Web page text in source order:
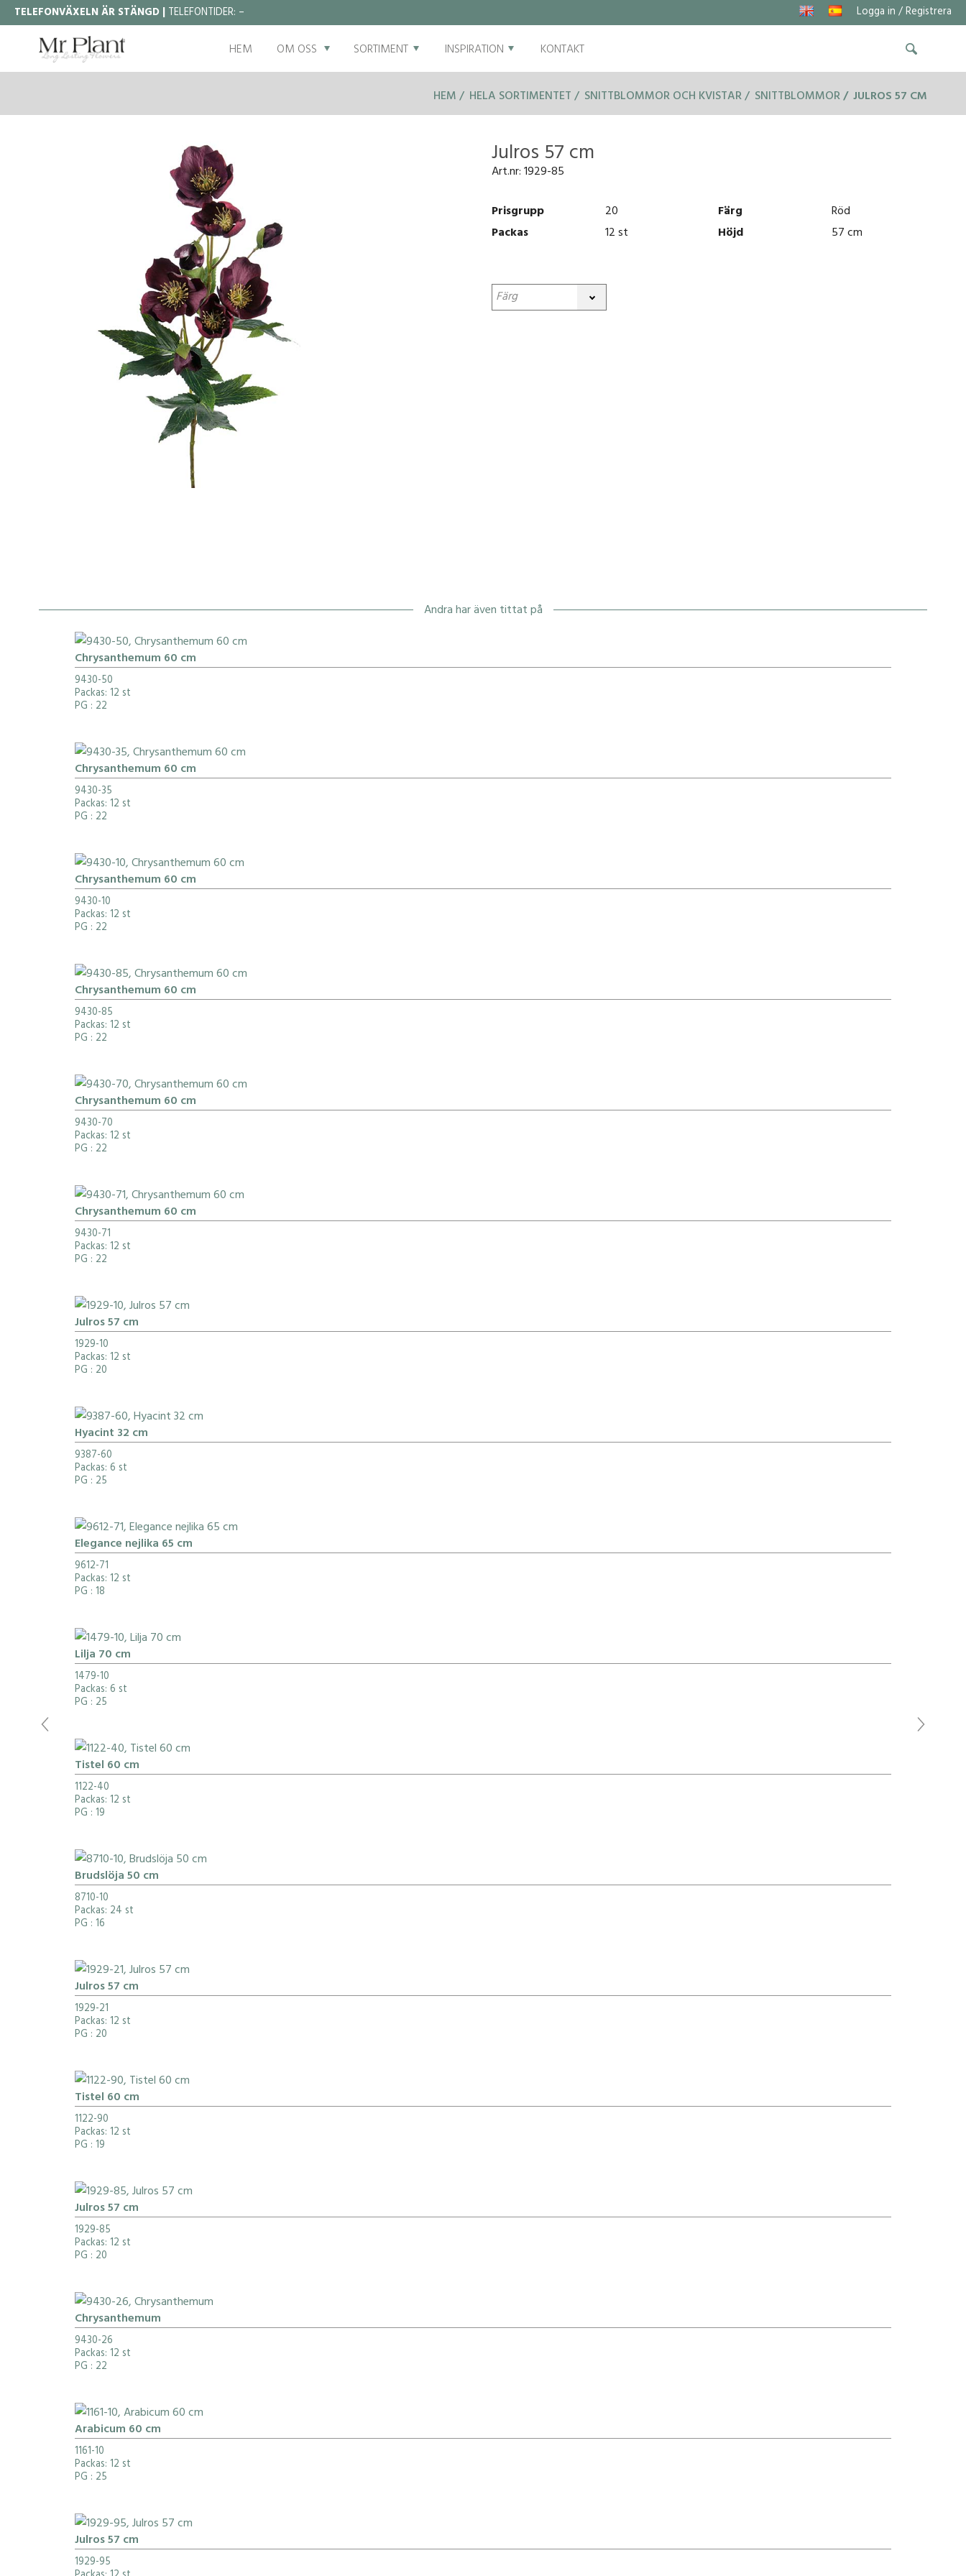
TELEFONVÄXELN ÄR STÄNGD |TELEFONTIDER: – Logga in / Registrera
HEM OM OSS SORTIMENT INSPIRATION KONTAKT
HEM HELA SORTIMENTET SNITTBLOMMOR OCH KVISTAR SNITTBLOMMOR JULROS 57 CM
Julros 57 cm
Art.nr:1929-85
Prisgrupp
20 Färg
Röd
Packas
12 st Höjd 57 cm
Andra har även tittat på
Chrysanthemum 60 cm
9430-50
Packas: 12 st
PG : 22
Chrysanthemum 60 cm
9430-35
Packas: 12 st
PG : 22
Chrysanthemum 60 cm
9430-10
Packas: 12 st
PG : 22
Chrysanthemum 60 cm
9430-85
Packas: 12 st
PG : 22
Chrysanthemum 60 cm
9430-70
Packas: 12 st
PG : 22
Chrysanthemum 60 cm
9430-71
Packas: 12 st
PG : 22
Julros 57 cm
1929-10
Packas: 12 st
PG : 20
Hyacint 32 cm
9387-60
Packas: 6 st
PG : 25
Elegance nejlika 65 cm
9612-71
Packas: 12 st
PG : 18
Lilja 70 cm
1479-10
Packas: 6 st
PG : 25
Tistel 60 cm
1122-40
Packas: 12 st
PG : 19
Brudslöja 50 cm
8710-10
Packas: 24 st
PG : 16
Julros 57 cm
1929-21
Packas: 12 st
PG : 20
Tistel 60 cm
1122-90
Packas: 12 st
PG : 19
Julros 57 cm
1929-85
Packas: 12 st
PG : 20
Chrysanthemum
9430-26
Packas: 12 st
PG : 22
Arabicum 60 cm
1161-10
Packas: 12 st
PG : 25
Julros 57 cm
1929-95